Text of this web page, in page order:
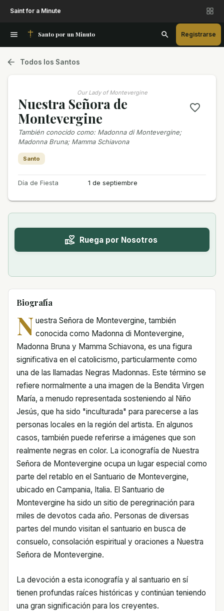
Saint for a Minute
Santo por un Minuto Registrarse
Todos los Santos
Our Lady of Montevergine
Nuestra Señora de
Montevergine
También conocido como: Madonna di Montevergine;
Madonna Bruna; Mamma Schiavona
Santo
Día de Fiesta 1 de septiembre
Ruega por Nosotros
Biografía
N uestra Señora de Montevergine, también
conocida como Madonna di Montevergine,
Madonna Bruna y Mamma Schiavona, es una figura
significativa en el catolicismo, particularmente como
una de las llamadas Negras Madonnas. Este término se
refiere normalmente a una imagen de la Bendita Virgen
María, a menudo representada sosteniendo al Niño
Jesús, que ha sido "inculturada" para parecerse a las
personas locales en la región del artista. En algunos
casos, también puede referirse a imágenes que son
realmente negras en color. La iconografía de Nuestra
Señora de Montevergine ocupa un lugar especial como
parte del retablo en el Santuario de Montevergine,
ubicado en Campania, Italia. El Santuario de
Montevergine ha sido un sitio de peregrinación para
miles de devotos cada año. Personas de diversas
partes del mundo visitan el santuario en busca de
consuelo, consolación espiritual y oraciones a Nuestra
Señora de Montevergine.
La devoción a esta iconografía y al santuario en sí
tienen profundas raíces históricas y continúan teniendo
una gran significación para los creyentes.